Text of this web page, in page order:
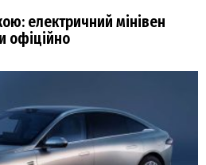
електричний мінівен
офіційно